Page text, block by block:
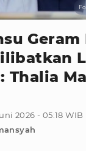
Thalia
2026 - 05:18 WIB